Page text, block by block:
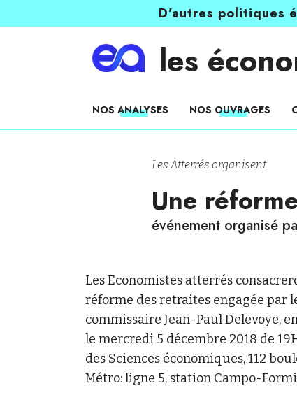
D’autres politiques
les
NOS ANALYSES NOS OUVRAGES
Les Atterrés organisent
Une
événement organisé
Les Economistes atterrés
réforme des retraites engagée par
commissaire Jean-Paul Delevoye,
le mercredi 5 décembre 2018 de
des Sciences économiques, 112
Métro: ligne 5, station Campo-